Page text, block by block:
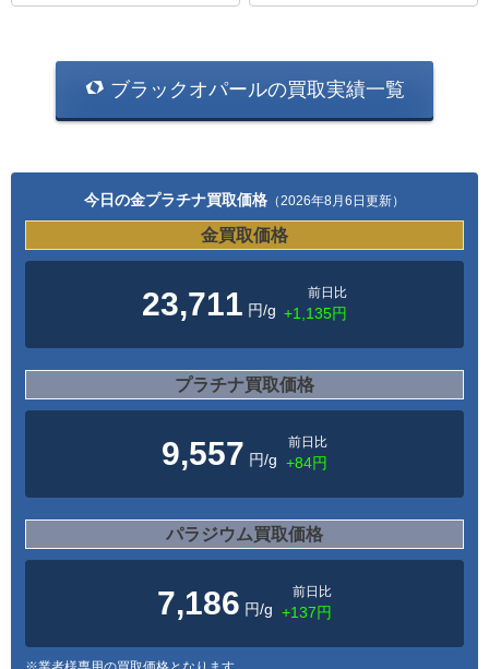
ブラックオパールの買取実績一覧
今日の金プラチナ買取価格 （2026年8月6日更新）
金買取価格
23,711 円/g
前日比
+1,135円
プラチナ買取価格
9,557 円/g
前日比
+84円
パラジウム買取価格
7,186 円/g
前日比
+137円